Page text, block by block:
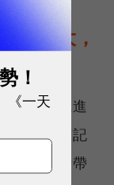
響不大，
出的筆電進
才能將筆記
電子設備帶
！
《一天